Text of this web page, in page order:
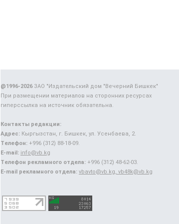
@1996-2026ЗАО "Издательский дом "Вечерний Бишкек"
При размещении материалов на сторонних ресурсах
гиперссылка на источник обязательна.
Контакты редакции:
Адрес: Кыргызстан, г. Бишкек, ул. Усенбаева, 2.
Телефон: +996 (312) 88-18-09.
E-mail: info@vb.kg
Телефон рекламного отдела: +996 (312) 48-62-03.
E-mail рекламного отдела: vbavto@vb.kg, vb48k@vb.kg